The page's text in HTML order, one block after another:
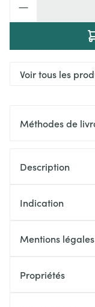
Voir tous les
Méthodes de
Description
Indication
Mentions légales
Propriétés